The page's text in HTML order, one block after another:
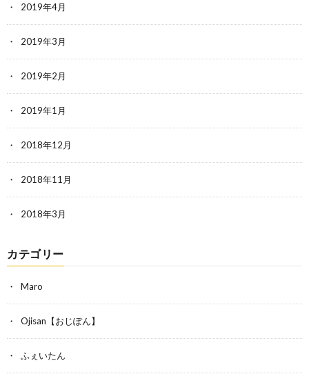
2019年4月
2019年3月
2019年2月
2019年1月
2018年12月
2018年11月
2018年3月
カテゴリー
Maro
Ojisan【おじぽん】
ふぇいたん